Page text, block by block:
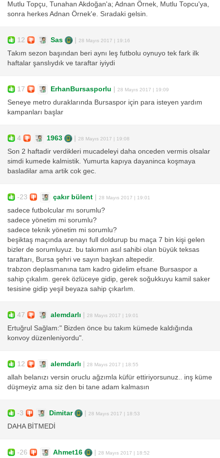
Mutlu Topçu, Tunahan Akdoğan'a; Adnan Örnek, Mutlu Topcu'ya,
sonra herkes Adnan Örnek'e. Sıradaki gelsin.
12 Sas 28 Mayıs 2017 | 19:16
Takım sezon başından beri aynı leş futbolu oynuyo tek fark ilk
haftalar şanslıydık ve taraftar iyiydi
17 ErhanBursasporlu 28 Mayıs 2017 | 19:09
Seneye metro duraklarında Bursaspor için para isteyen yardım
kampanları başlar
4 1963 28 Mayıs 2017 | 19:08
Son 2 haftadir verdikleri mucadeleyi daha onceden vermis olsalar
simdi kumede kalmistik. Yumurta kapıya dayaninca koşmaya
basladilar ama artik cok gec.
-23 çakır bülent 28 Mayıs 2017 | 19:01
sadece futbolcular mı sorumlu?
sadece yönetim mi sorumlu?
sadece teknik yönetim mi sorumlu?
beşiktaş maçında arenayı full doldurup bu maça 7 bin kişi gelen
bizler de sorumluyuz. bu takımın asıl sahibi olan büyük teksas
taraftarı, Bursa şehri ve sayın başkan altepedir.
trabzon deplasmanına tam kadro gidelim efsane Bursaspor a
sahip çıkalım. gerek özlüceye gidip, gerek soğukkuyu kamil saker
tesisine gidip yeşil beyaza sahip çıkarlım.
47 alemdarlı 28 Mayıs 2017 | 19:01
Ertuğrul Sağlam:" Bizden önce bu takım kümede kaldığında
konvoy düzenleniyordu".
12 alemdarlı 28 Mayıs 2017 | 18:55
allah belanızı versin oruclu ağzımla küfür ettiriyorsunuz.. inş küme
düşmeyiz ama siz den bi tane adam kalmasın
-3 Dimitar 28 Mayıs 2017 | 18:53
DAHA BİTMEDİ
-26 Ahmet16 28 Mayıs 2017 | 18:52